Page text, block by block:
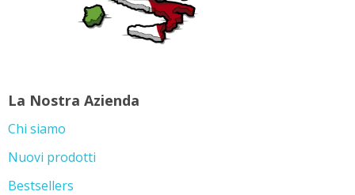
La Nostra Azienda
Chi siamo
Nuovi prodotti
Bestsellers